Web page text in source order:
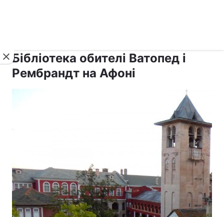
Бібліотека обителі Ватопед і
Рембрандт на Афоні